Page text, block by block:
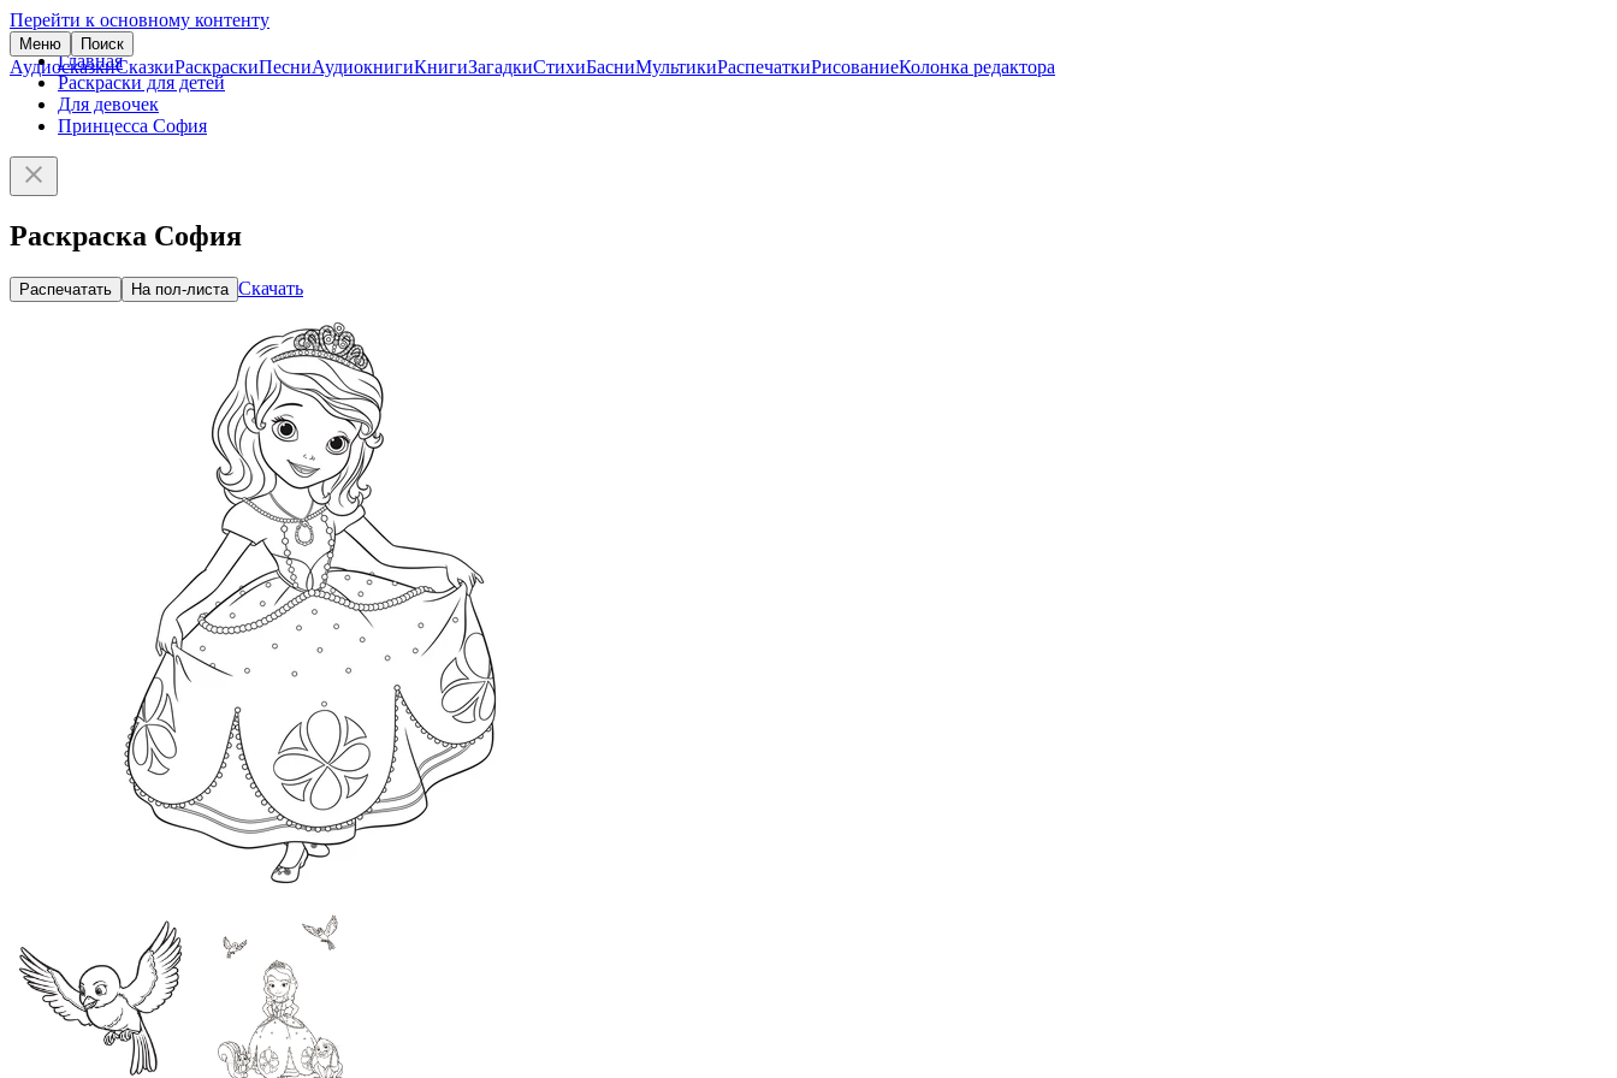
Перейти к основному контенту
Меню Поиск
АудиосказкиСказкиРаскраскиПесниАудиокнигиКнигиЗагадкиСтихиБасниМультикиРаспечаткиРисованиеКолонка редактора
Главная
Раскраски для детей
Для девочек
Принцесса София
Раскраска София
Распечатать На пол-листа Скачать